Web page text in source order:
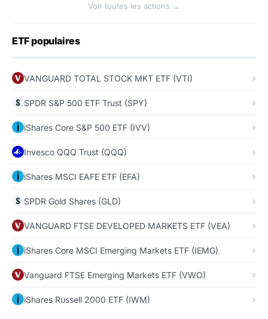
Voir toutes les actions →
ETF populaires
VANGUARD TOTAL STOCK MKT ETF (VTI)
SPDR S&P 500 ETF Trust (SPY)
iShares Core S&P 500 ETF (IVV)
Invesco QQQ Trust (QQQ)
iShares MSCI EAFE ETF (EFA)
SPDR Gold Shares (GLD)
VANGUARD FTSE DEVELOPED MARKETS ETF (VEA)
iShares Core MSCI Emerging Markets ETF (IEMG)
Vanguard FTSE Emerging Markets ETF (VWO)
iShares Russell 2000 ETF (IWM)